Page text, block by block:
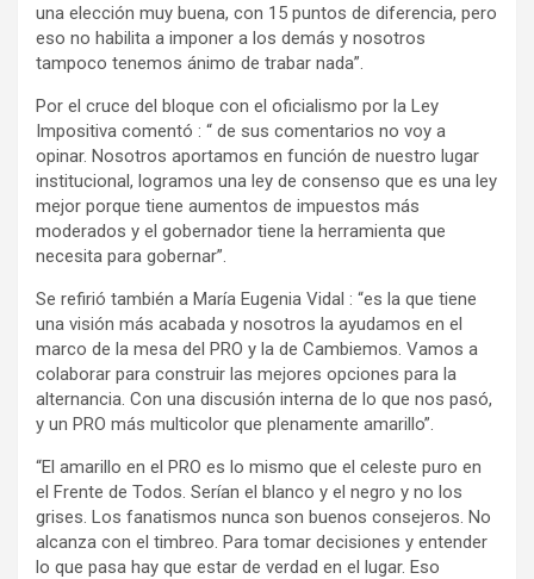
una elección muy buena, con 15 puntos de diferencia, pero
eso no habilita a imponer a los demás y nosotros
tampoco tenemos ánimo de trabar nada”.
Por el cruce del bloque con el oficialismo por la Ley
Impositiva comentó : “ de sus comentarios no voy a
opinar. Nosotros aportamos en función de nuestro lugar
institucional, logramos una ley de consenso que es una ley
mejor porque tiene aumentos de impuestos más
moderados y el gobernador tiene la herramienta que
necesita para gobernar”.
Se refirió también a María Eugenia Vidal : “es la que tiene
una visión más acabada y nosotros la ayudamos en el
marco de la mesa del PRO y la de Cambiemos. Vamos a
colaborar para construir las mejores opciones para la
alternancia. Con una discusión interna de lo que nos pasó,
y un PRO más multicolor que plenamente amarillo”.
“El amarillo en el PRO es lo mismo que el celeste puro en
el Frente de Todos. Serían el blanco y el negro y no los
grises. Los fanatismos nunca son buenos consejeros. No
alcanza con el timbreo. Para tomar decisiones y entender
lo que pasa hay que estar de verdad en el lugar. Eso